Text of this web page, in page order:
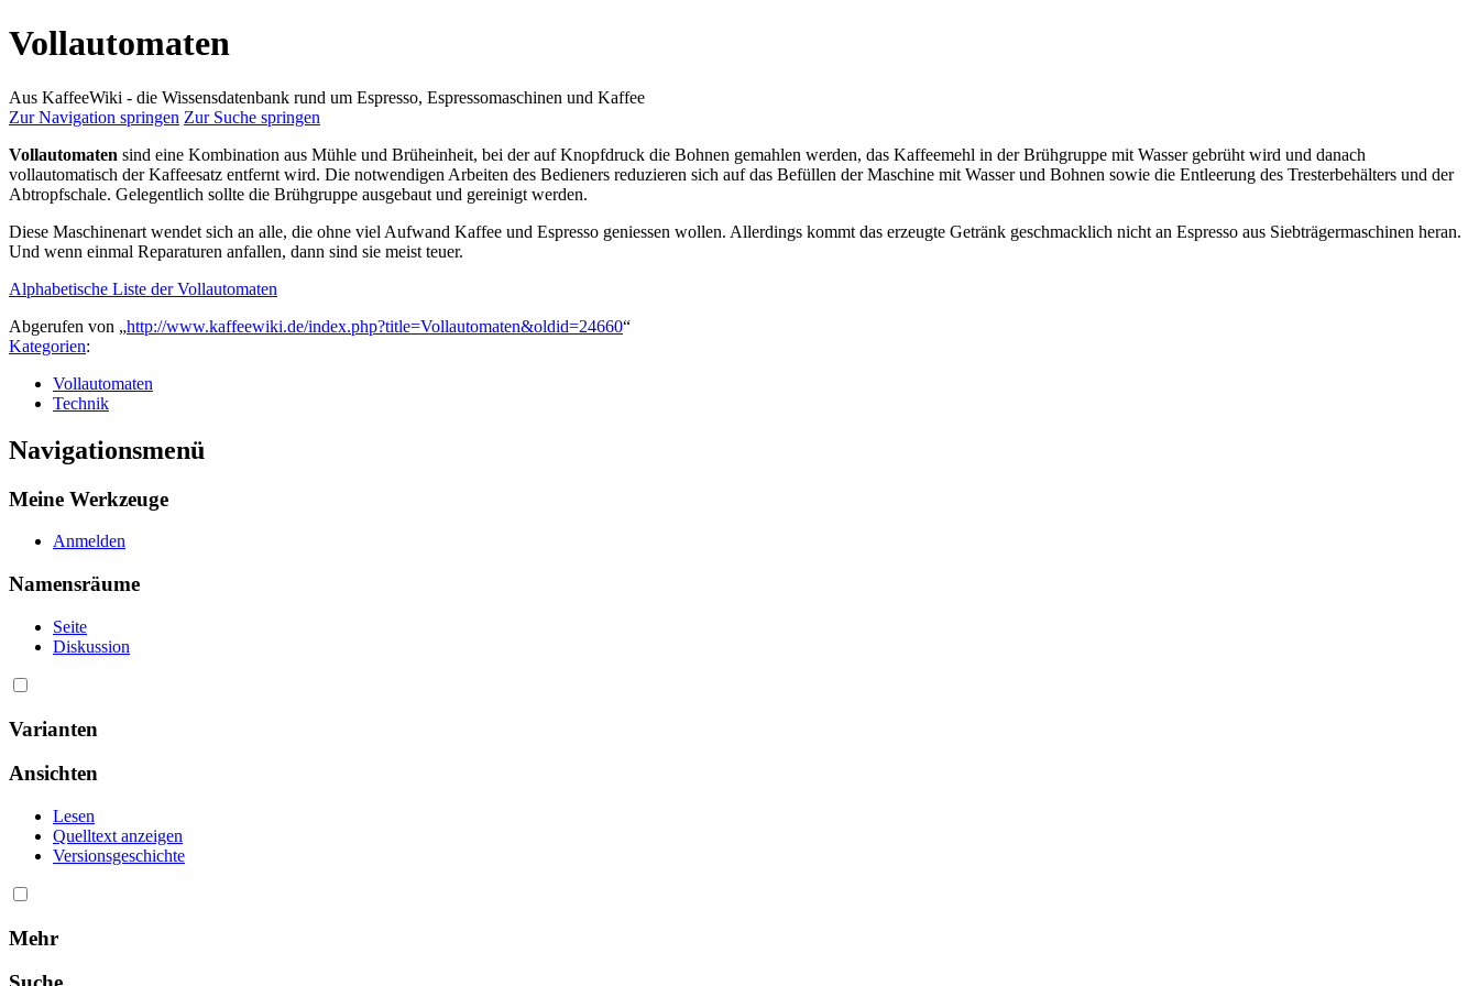
Vollautomaten
Aus KaffeeWiki - die Wissensdatenbank rund um Espresso, Espressomaschinen und Kaffee
Zur Navigation springen Zur Suche springen
Vollautomaten sind eine Kombination aus Mühle und Brüheinheit, bei der auf Knopfdruck die Bohnen gemahlen werden, das Kaffeemehl in der Brühgruppe mit Wasser gebrüht wird und danach
vollautomatisch der Kaffeesatz entfernt wird. Die notwendigen Arbeiten des Bedieners reduzieren sich auf das Befüllen der Maschine mit Wasser und Bohnen sowie die Entleerung des Tresterbehälters und der
Abtropfschale. Gelegentlich sollte die Brühgruppe ausgebaut und gereinigt werden.
Diese Maschinenart wendet sich an alle, die ohne viel Aufwand Kaffee und Espresso geniessen wollen. Allerdings kommt das erzeugte Getränk geschmacklich nicht an Espresso aus Siebträgermaschinen heran.
Und wenn einmal Reparaturen anfallen, dann sind sie meist teuer.
Alphabetische Liste der Vollautomaten
Abgerufen von „http://www.kaffeewiki.de/index.php?title=Vollautomaten&oldid=24660“
Kategorien:
Vollautomaten
Technik
Navigationsmenü
Meine Werkzeuge
Anmelden
Namensräume
Seite
Diskussion
Varianten
Ansichten
Lesen
Quelltext anzeigen
Versionsgeschichte
Mehr